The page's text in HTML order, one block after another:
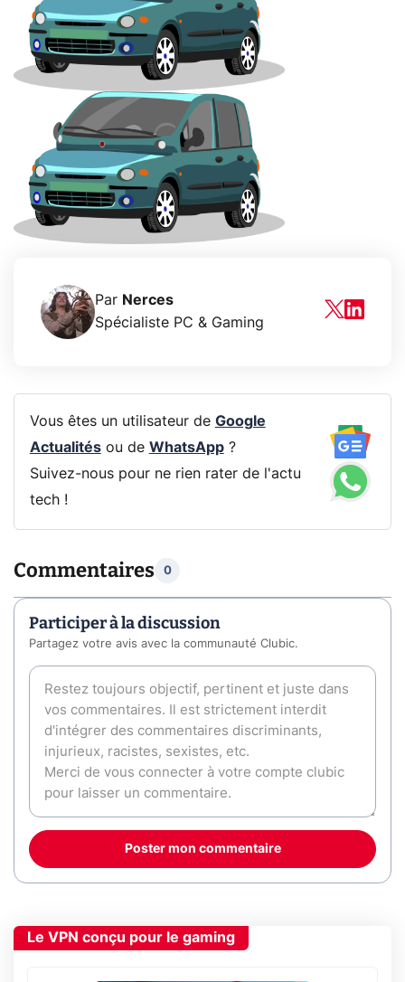
Par Nerces
Spécialiste PC & Gaming
Vous êtes un utilisateur de Google
Actualitésou de WhatsApp?
Suivez-nous pour ne rien rater de l'actu
tech !
Commentaires 0
Participer à la discussion
Partagez votre avis avec la communauté Clubic.
Poster mon commentaire
Le VPN conçu pour le gaming